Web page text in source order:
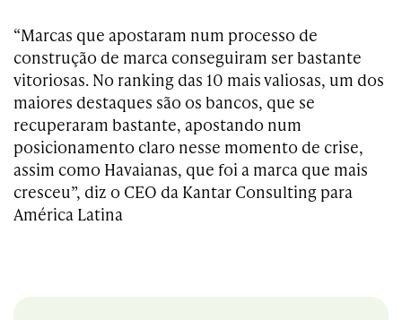
“Marcas que apostaram num processo de
construção de marca conseguiram ser bastante
vitoriosas. No ranking das 10 mais valiosas, um dos
maiores destaques são os bancos, que se
recuperaram bastante, apostando num
posicionamento claro nesse momento de crise,
assim como Havaianas, que foi a marca que mais
cresceu”, diz o CEO da Kantar Consulting para
América Latina